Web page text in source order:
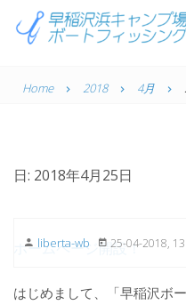
Home 2018 4月
日: 2018年4月25日
ホームページ開設！
liberta-wb 25-04-2018,
はじめまして、「早稲沢ボ